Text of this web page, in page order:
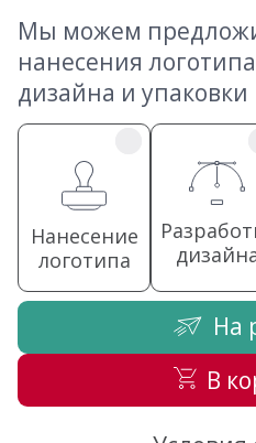
Мы можем
нанесения
дизайна и упаковки
Нанесение
логотипа
На
В